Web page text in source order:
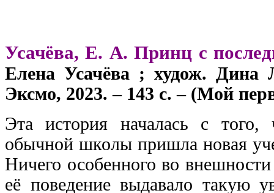
Усачёва, Е. А. Принц с
Елена Усачёва ; худож.
Эксмо, 2023. – 143 с. – (Мой
Эта история началась с
обычной школы пришла новая
Ничего особенного во
её поведение выдавало такую